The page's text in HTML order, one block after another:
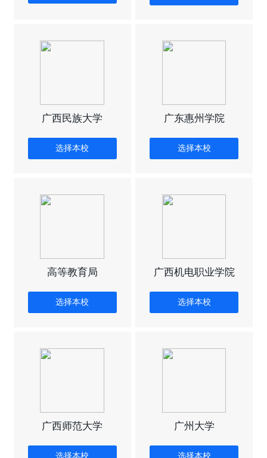
广西民族大学
选择本校
广东惠州学院
选择本校
高等教育局
选择本校
广西机电职业学院
选择本校
广西师范大学
选择本校
广州大学
选择本校